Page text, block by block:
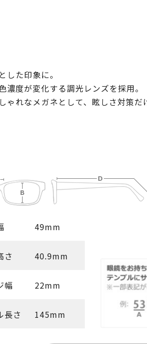
た印象に。
度が変化する調光レンズを採用。
れなメガネとして、眩しさ対策
49mm
さ 40.9mm
幅 22mm
長さ 145mm